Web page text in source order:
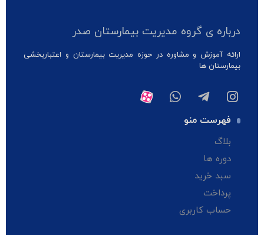
درباره ی گروه مدیریت بیمارستان صدر
ارائه آموزش و مشاوره در حوزه مدیریت بیمارستان و اعتباربخشی
بیمارستان ها
فهرست منو
بلاگ
دوره ها
سبد خرید
پرداخت
حساب کاربری